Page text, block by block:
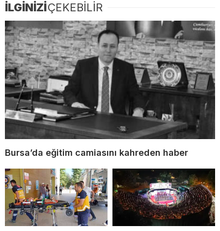
İLGİNİZİÇEKEBİLİR
Bursa’da eğitim camiasını kahreden haber